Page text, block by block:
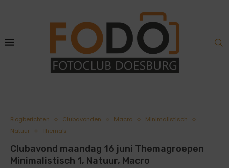
Blogberichten Clubavonden Macro
Minimalistisch
Natuur
Thema's
Clubavond maandag 16 juni Themagroepen
Minimalistisch 1, Natuur, Macro